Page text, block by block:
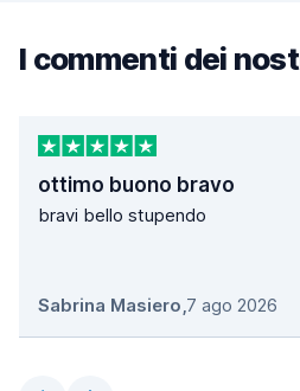
I commenti dei
ottimo buono bravo
bravi bello stupendo
Sabrina Masiero,7 ago 2026